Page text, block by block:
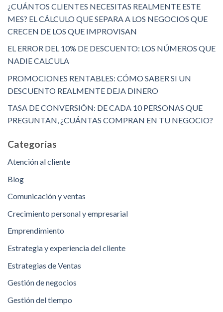
¿CUÁNTOS CLIENTES NECESITAS REALMENTE ESTE
MES? EL CÁLCULO QUE SEPARA A LOS NEGOCIOS QUE
CRECEN DE LOS QUE IMPROVISAN
EL ERROR DEL 10% DE DESCUENTO: LOS NÚMEROS QUE
NADIE CALCULA
PROMOCIONES RENTABLES: CÓMO SABER SI UN
DESCUENTO REALMENTE DEJA DINERO
TASA DE CONVERSIÓN: DE CADA 10 PERSONAS QUE
PREGUNTAN, ¿CUÁNTAS COMPRAN EN TU NEGOCIO?
Categorías
Atención al cliente
Blog
Comunicación y ventas
Crecimiento personal y empresarial
Emprendimiento
Estrategia y experiencia del cliente
Estrategias de Ventas
Gestión de negocios
Gestión del tiempo